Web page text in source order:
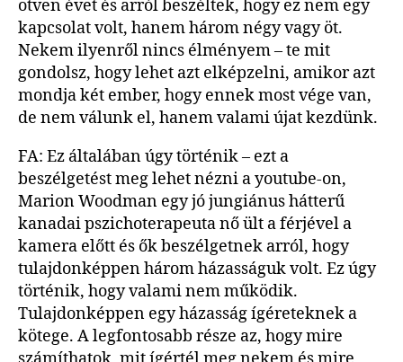
ötven évet és arról beszéltek, hogy ez nem egy
kapcsolat volt, hanem három négy vagy öt.
Nekem ilyenről nincs élményem – te mit
gondolsz, hogy lehet azt elképzelni, amikor azt
mondja két ember, hogy ennek most vége van,
de nem válunk el, hanem valami újat kezdünk.
FA: Ez általában úgy történik – ezt a
beszélgetést meg lehet nézni a youtube-on,
Marion Woodman egy jó jungiánus hátterű
kanadai pszichoterapeuta nő ült a férjével a
kamera előtt és ők beszélgetnek arról, hogy
tulajdonképpen három házasságuk volt. Ez úgy
történik, hogy valami nem működik.
Tulajdonképpen egy házasság ígéreteknek a
kötege. A legfontosabb része az, hogy mire